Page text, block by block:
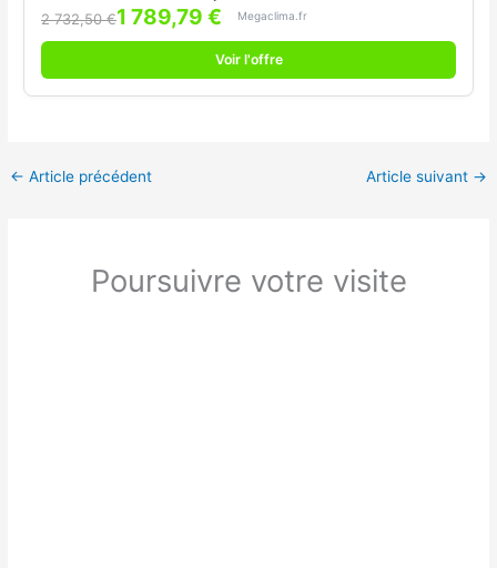
avec Balayeuse à Boue
2 732,50 €1 789,79 € Megaclima.fr
Voir l'offre
← Article précédent Article suivant →
Poursuivre votre visite